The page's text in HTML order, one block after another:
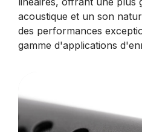
acoustique et un son
des performances
gamme d'applications